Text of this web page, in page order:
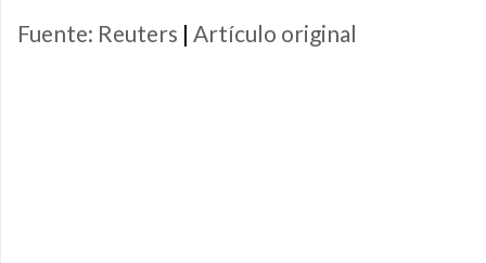
Fuente: Reuters | Artículo original